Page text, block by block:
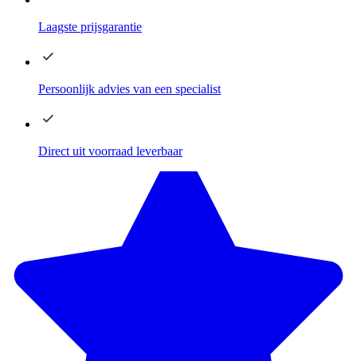
Laagste prijsgarantie
Persoonlijk advies van een specialist
Direct uit voorraad leverbaar